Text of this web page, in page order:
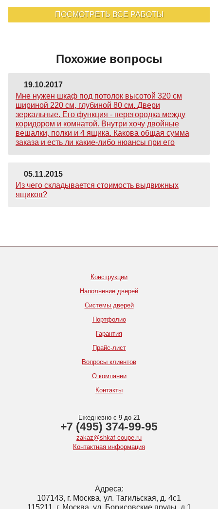
ПОСМОТРЕТЬ ВСЕ РАБОТЫ
Похожие вопросы
19.10.2017
Мне нужен шкаф под потолок высотой 320 см
шириной 220 см, глубиной 80 см. Двери
зеркальные. Его функция - перегородка между
коридором и комнатой. Внутри хочу двойные
вешалки, полки и 4 ящика. Какова общая сумма
заказа и есть ли какие-либо нюансы при его
05.11.2015
Из чего складывается стоимость выдвижных
ящиков?
Конструкции
Наполнение дверей
Системы дверей
Портфолио
Гарантия
Прайс-лист
Вопросы клиентов
О компании
Контакты
Ежедневно с 9 до 21
+7 (495) 374-99-95
zakaz@shkaf-coupe.ru
Контактная информация
Адреса:
107143, г. Москва, ул. Тагильская, д. 4с1